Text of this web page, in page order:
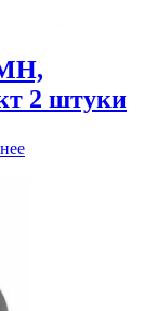
2 штуки